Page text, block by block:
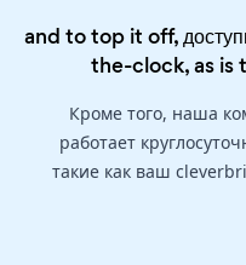
and to top it off,
the-clock, as is
Кроме того, наша
работает
такие как ваш